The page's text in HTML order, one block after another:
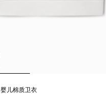
婴儿棉质卫衣